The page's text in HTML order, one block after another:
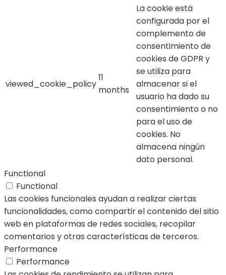
viewed_cookie_policy
11
months
La cookie está
configurada por el
complemento de
consentimiento de
cookies de GDPR y
se utiliza para
almacenar si el
usuario ha dado su
consentimiento o no
para el uso de
cookies. No
almacena ningún
dato personal.
Functional
Functional
Las cookies funcionales ayudan a realizar ciertas
funcionalidades, como compartir el contenido del sitio
web en plataformas de redes sociales, recopilar
comentarios y otras características de terceros.
Performance
Performance